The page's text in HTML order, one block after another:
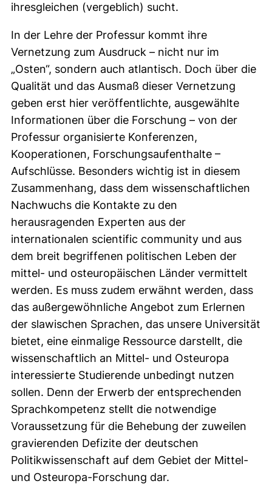
ihresgleichen (vergeblich) sucht.
In der Lehre der Professur kommt ihre
Vernetzung zum Ausdruck – nicht nur im
„Osten“, sondern auch atlantisch. Doch über die
Qualität und das Ausmaß dieser Vernetzung
geben erst hier veröffentlichte, ausgewählte
Informationen über die Forschung – von der
Professur organisierte Konferenzen,
Kooperationen, Forschungsaufenthalte –
Aufschlüsse. Besonders wichtig ist in diesem
Zusammenhang, dass dem wissenschaftlichen
Nachwuchs die Kontakte zu den
herausragenden Experten aus der
internationalen scientific community und aus
dem breit begriffenen politischen Leben der
mittel- und osteuropäischen Länder vermittelt
werden. Es muss zudem erwähnt werden, dass
das außergewöhnliche Angebot zum Erlernen
der slawischen Sprachen, das unsere Universität
bietet, eine einmalige Ressource darstellt, die
wissenschaftlich an Mittel- und Osteuropa
interessierte Studierende unbedingt nutzen
sollen. Denn der Erwerb der entsprechenden
Sprachkompetenz stellt die notwendige
Voraussetzung für die Behebung der zuweilen
gravierenden Defizite der deutschen
Politikwissenschaft auf dem Gebiet der Mittel-
und Osteuropa-Forschung dar.